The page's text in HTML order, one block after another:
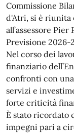
Commissione
d'Atri, si è riunita
all’assessore
Previsione 2026-
Nel corso dei
finanziario
confronti con
servizi e
forte criticità
È stato ricordato
impegni pari a